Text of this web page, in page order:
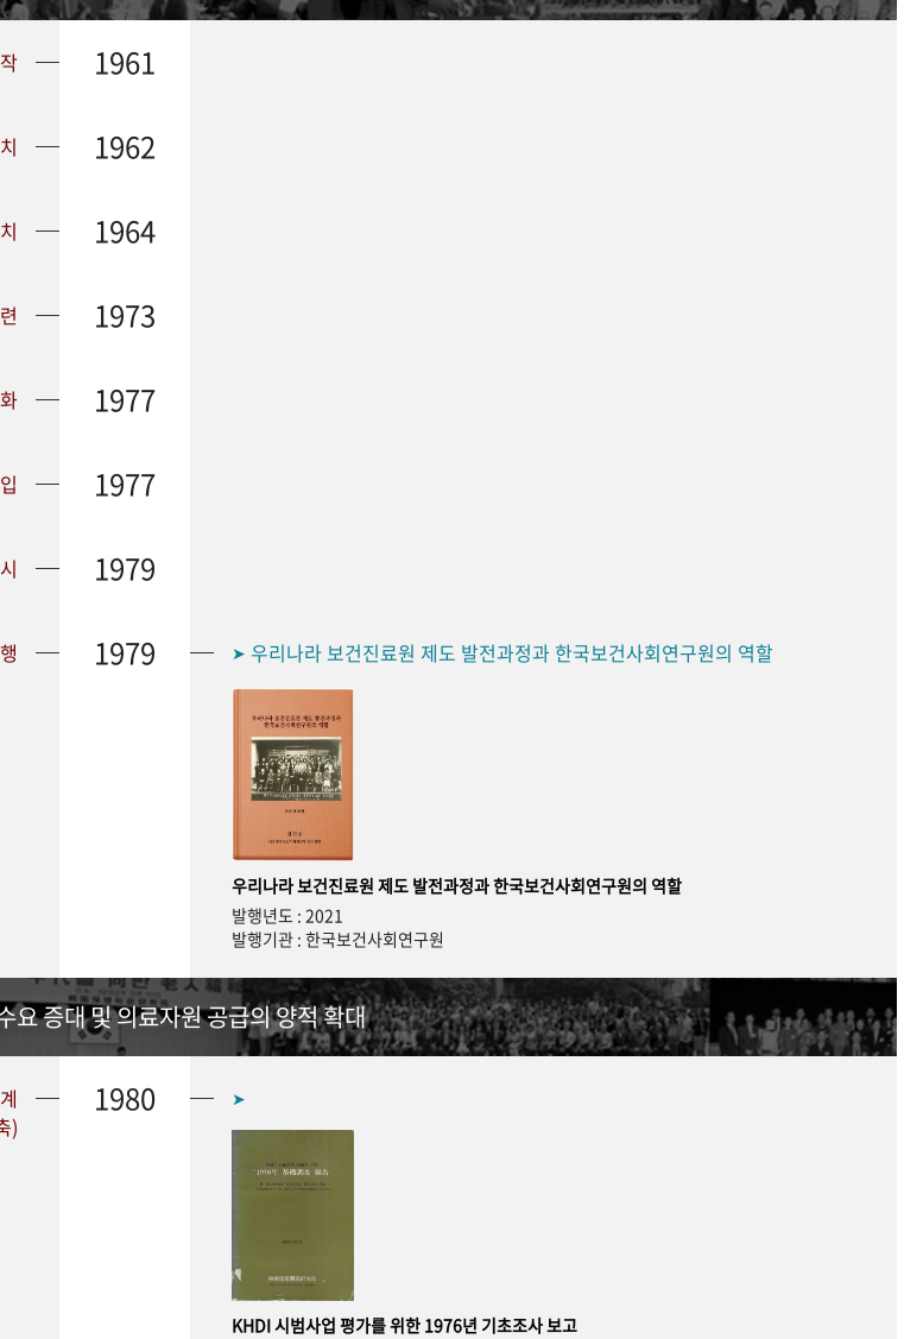
1961
1962
1964
1973
1977
1977
1979
1979 ➤ 우리나라 보건진료원 제도 발전과정과 한국보건사회연구원의 역할
우리나라 보건진료원 제도 발전과정과 한국보건사회연구원의 역할
발행년도 : 2021
발행기관 : 한국보건사회연구원
요 증대 및 의료자원 공급의 양적 확대
)
1980 ➤
KHDI 시범사업 평가를 위한 1976년 기초조사 보고